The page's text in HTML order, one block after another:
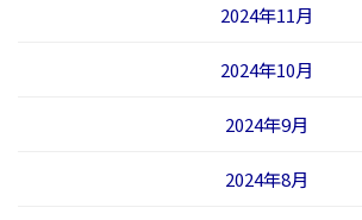
2024年11月
2024年10月
2024年9月
2024年8月